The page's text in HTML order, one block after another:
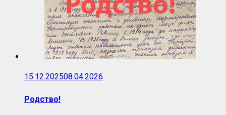
15.12.202508.04.2026
Родство!